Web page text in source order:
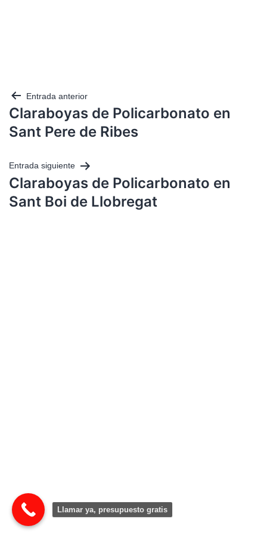
Entrada anterior
Claraboyas de Policarbonato en
Sant Pere de Ribes
Entrada siguiente
Claraboyas de Policarbonato en
Sant Boi de Llobregat
Llamar ya, presupuesto gratis